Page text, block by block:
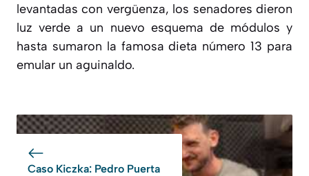
levantadas con vergüenza, los senadores dieron
luz verde a un nuevo esquema de módulos y
hasta sumaron la famosa dieta número 13 para
emular un aguinaldo.
Caso Kiczka: Pedro Puerta